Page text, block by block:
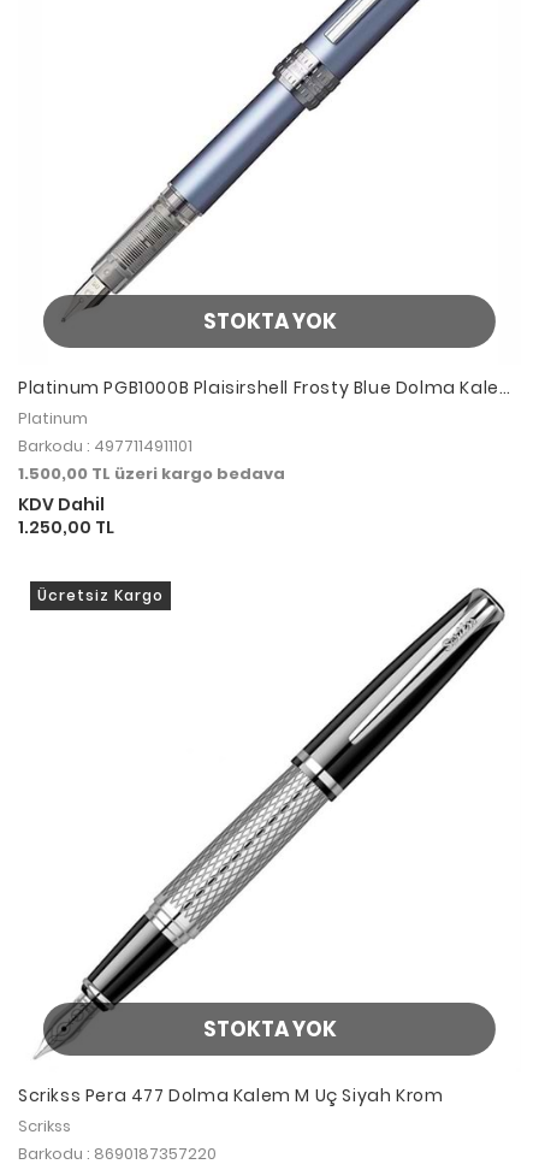
STOKTA YOK
Platinum PGB1000B Plaisirshell Frosty Blue Dolma Kalem
F
Platinum
Barkodu : 4977114911101
1.500,00 TL üzeri kargo bedava
KDV Dahil
1.250,00 TL
STOKTA YOK
Ücretsiz Kargo
Scrikss Pera 477 Dolma Kalem M Uç Siyah Krom
Scrikss
Barkodu : 8690187357220